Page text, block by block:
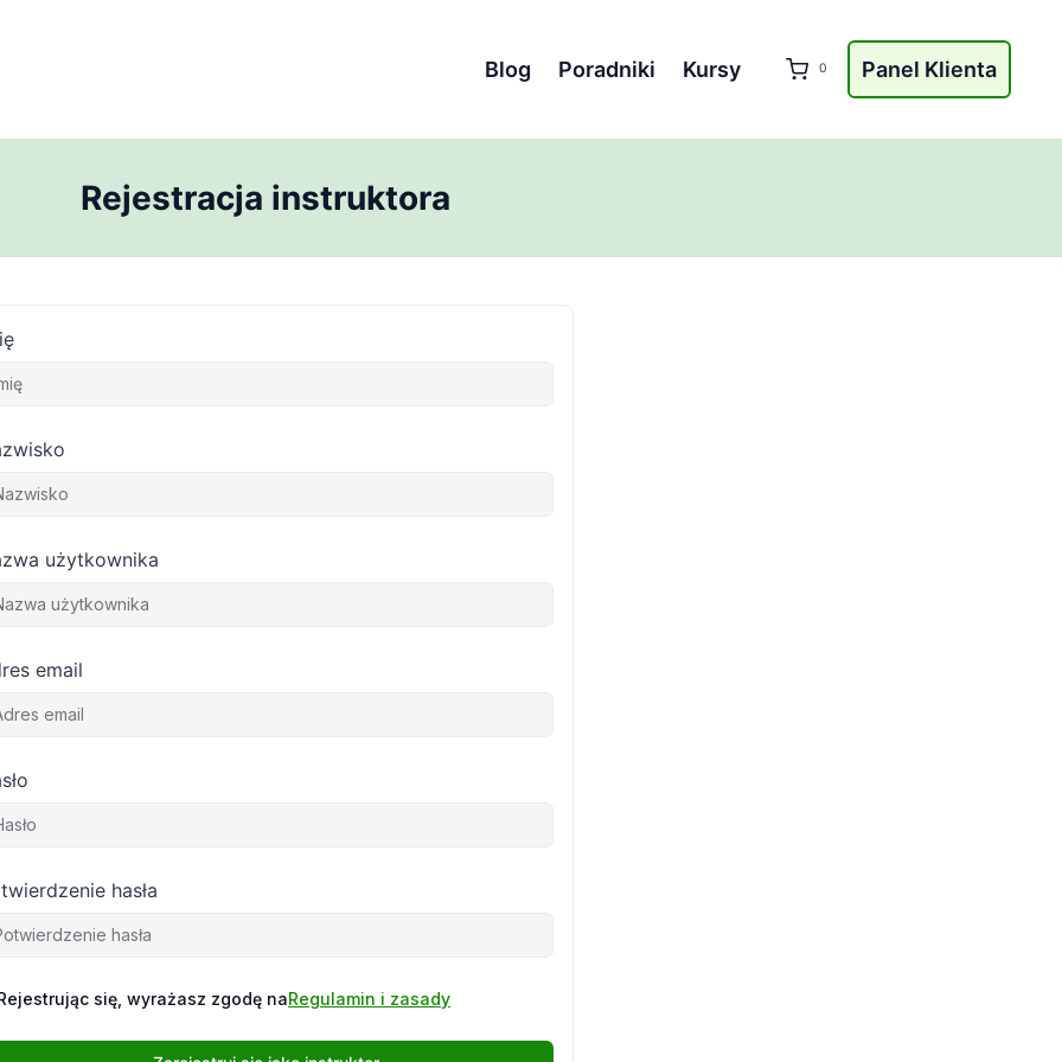
Blog Poradniki Kursy 0 Panel Klienta
Rejestracja instruktora
użytkownika
email
hasła
się, wyrażasz zgodę naRegulamin i zasady